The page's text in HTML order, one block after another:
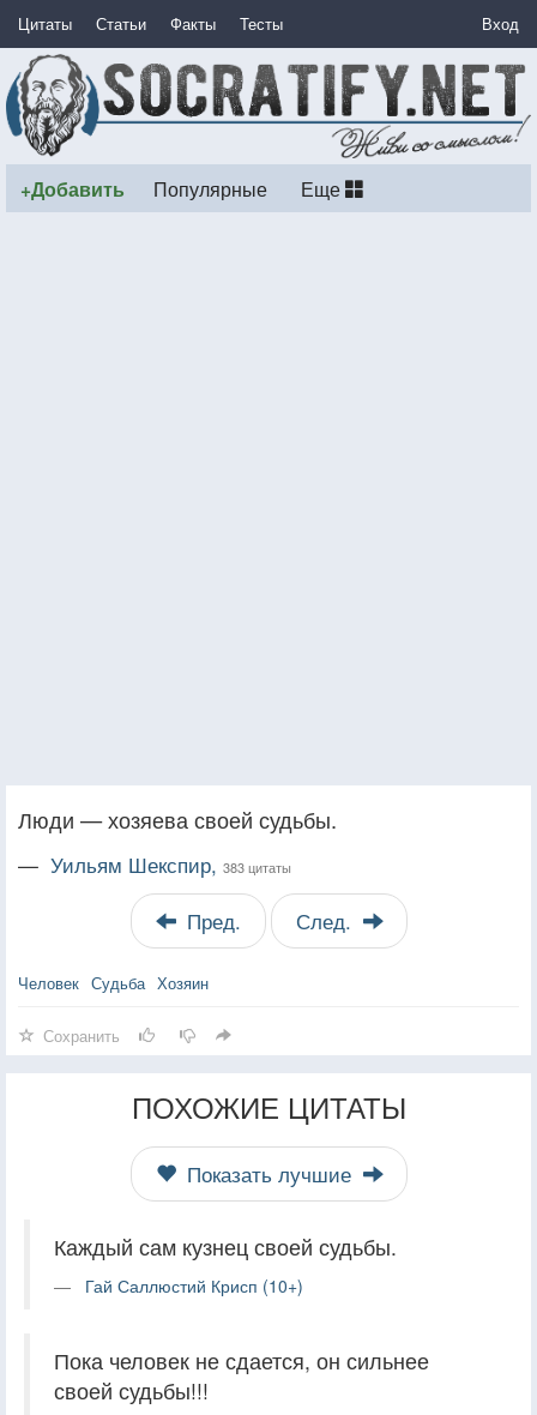
Цитаты Статьи Факты Тесты Вход
+Добавить Популярные Еще
Люди — хозяева своей судьбы.
— Уильям Шекспир, 383 цитаты
Пред. След.
Человек Судьба Хозяин
Сохранить
ПОХОЖИЕ ЦИТАТЫ
Показать лучшие
Каждый сам кузнец своей судьбы.
Гай Саллюстий Крисп (10+)
Пока человек не сдается, он сильнее
своей судьбы!!!